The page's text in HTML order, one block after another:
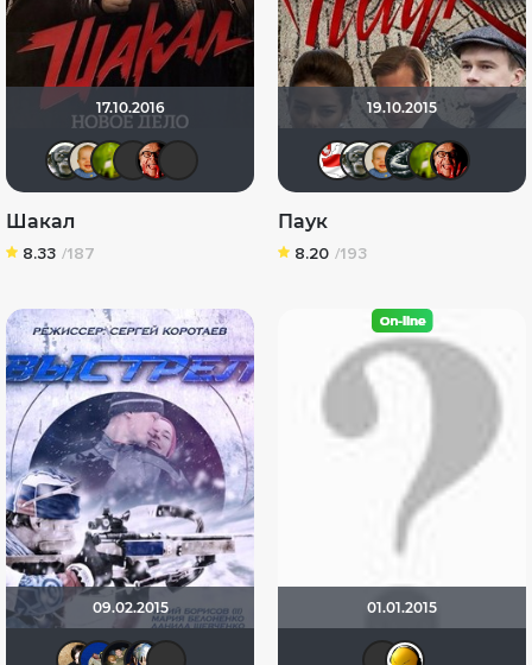
17.10.2016
Serega44
maxx2035Максим@BadBoy
vadim sXe
Шакал
8.33 /187
19.10.2015
Паук
8.20 /193
09.02.2015
NatellaVB Диян Кръстев
Demon-Style
01.01.2015